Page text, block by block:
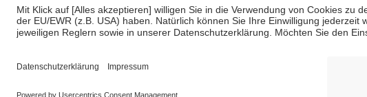
• empfohlenen Schutzimpfungen
• Harn- und Blutteststreifen
Informationen findest du hier: https://help.etrusted.com/hc/de/articles/